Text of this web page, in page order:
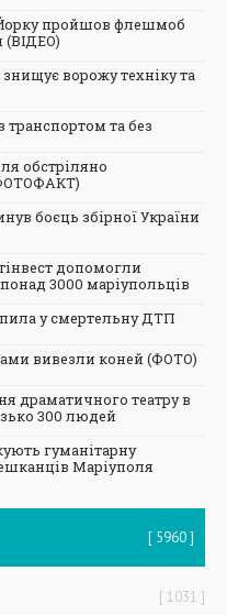
пройшов флешмоб
(ВІДЕО)
ворожу техніку та
транспортом та без
обстріляно
боєць збірної України
допомогли
3000 маріупольців
у смертельну ДТП
вивезли коней (ФОТО)
драматичного театру в
300 людей
гуманітарну
Маріуполя
5960
1031